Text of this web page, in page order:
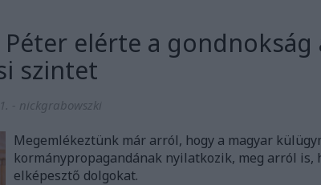
elérte a gondnokság
szintet
- nickgrabowszki
Megemlékeztünk már arról, hogy a magyar
kormánypropagandának nyilatkozik, meg arról is,
elképesztő dolgokat.